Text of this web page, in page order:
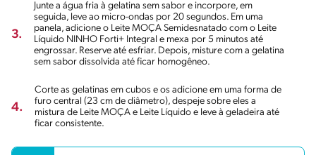
3.
Junte a água fria à gelatina sem sabor e incorpore, em
seguida, leve ao micro-ondas por 20 segundos. Em uma
panela, adicione o Leite MOÇA Semidesnatado com o Leite
Líquido NINHO Forti+ Integral e mexa por 5 minutos até
engrossar. Reserve até esfriar. Depois, misture com a gelatina
sem sabor dissolvida até ficar homogêneo.
4.
Corte as gelatinas em cubos e os adicione em uma forma de
furo central (23 cm de diâmetro), despeje sobre eles a
mistura de Leite MOÇA e Leite Líquido e leve à geladeira até
ficar consistente.